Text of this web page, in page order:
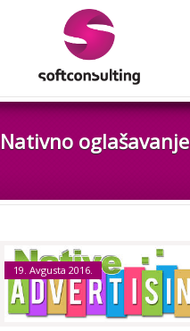
Nativno oglašavanje
19. Avgusta 2016.